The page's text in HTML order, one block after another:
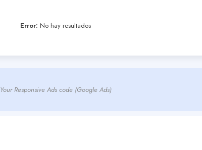
Error: No hay resultados
Your Responsive Ads code (Google Ads)